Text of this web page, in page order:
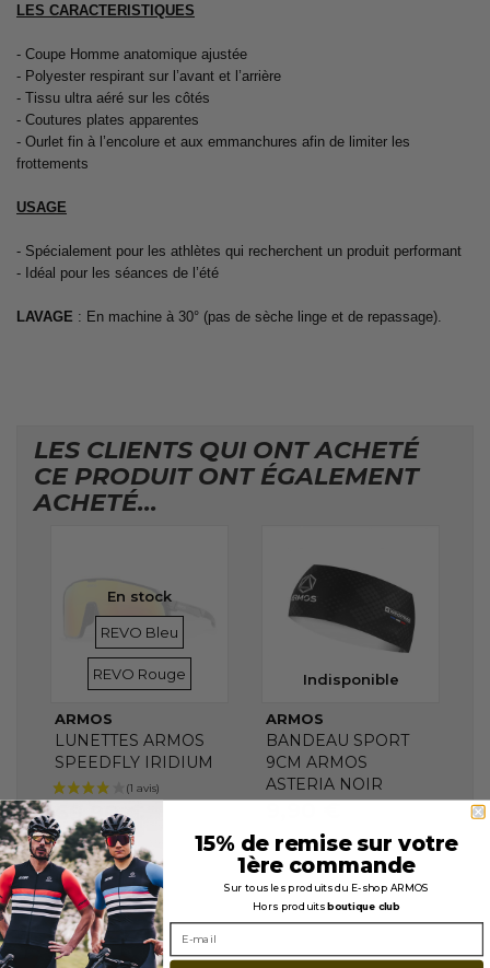
LES CARACTERISTIQUES
- Coupe Homme anatomique ajustée
- Polyester respirant sur l’avant et l’arrière
- Tissu ultra aéré sur les côtés
- Coutures plates apparentes
- Ourlet fin à l’encolure et aux emmanchures afin de limiter les
frottements
USAGE
- Spécialement pour les athlètes qui recherchent un produit performant
- Idéal pour les séances de l’été
LAVAGE : En machine à 30° (pas de sèche linge et de repassage).
LES CLIENTS QUI ONT ACHETÉ
CE PRODUIT ONT ÉGALEMENT
ACHETÉ...
En stock
VERRES
REVO Bleu
VERRES
REVO Rouge
ARMOS
LUNETTES ARMOS
SPEEDFLY IRIDIUM
69,90 €
Indisponible
ARMOS
BANDEAU SPORT
9CM ARMOS
ASTERIA NOIR
15% de remise sur votre
1ère commande
Sur tous les produits du E-shop ARMOS
Hors produitsboutique club